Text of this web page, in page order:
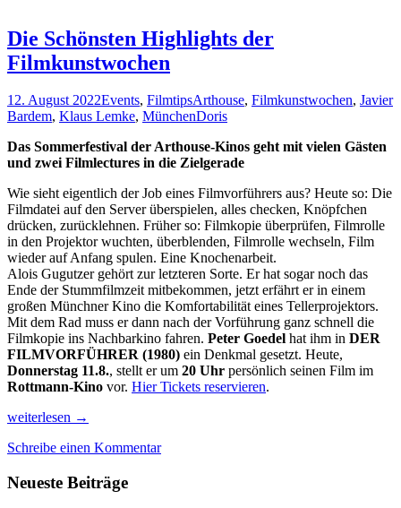
Die Schönsten Highlights der
Filmkunstwochen
12. August 2022Events, FilmtipsArthouse, Filmkunstwochen, Javier
Bardem, Klaus Lemke, MünchenDoris
Das Sommerfestival der Arthouse-Kinos geht mit vielen Gästen
und zwei Filmlectures in die Zielgerade
Wie sieht eigentlich der Job eines Filmvorführers aus? Heute so: Die
Filmdatei auf den Server überspielen, alles checken, Knöpfchen
drücken, zurücklehnen. Früher so: Filmkopie überprüfen, Filmrolle
in den Projektor wuchten, überblenden, Filmrolle wechseln, Film
wieder auf Anfang spulen. Eine Knochenarbeit.
Alois Gugutzer gehört zur letzteren Sorte. Er hat sogar noch das
Ende der Stummfilmzeit mitbekommen, jetzt erfährt er in einem
großen Münchner Kino die Komfortabilität eines Tellerprojektors.
Mit dem Rad muss er dann nach der Vorführung ganz schnell die
Filmkopie ins Nachbarkino fahren. Peter Goedel hat ihm in DER
FILMVORFÜHRER (1980) ein Denkmal gesetzt. Heute,
Donnerstag 11.8., stellt er um 20 Uhr persönlich seinen Film im
Rottmann-Kino vor. Hier Tickets reservieren.
Die
Highlights
Filmkunstwochen
weiterlesen →
Schreibe einen Kommentar
Neueste Beiträge